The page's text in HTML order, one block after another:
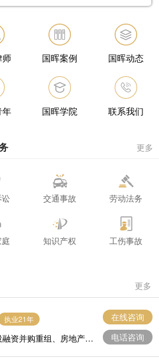
师 国晖案例 国晖动态
年 国晖学院 联系我们
更多
交通事故 劳动法务
知识产权 工伤事故
更多
执业21年
资并购重组、房地产、
在线咨询
电话咨询